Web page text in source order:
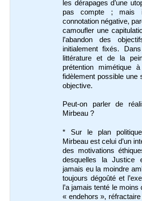
les dérapages d’une
pas compte ; mais
connotation négative,
camoufler une
l’abandon des
initialement fixés.
littérature et de la
prétention mimétique
fidèlement possible une
objective.
Peut-on parler de
Mirbeau ?
* Sur le plan
Mirbeau est celui d’un
des motivations
desquelles la Justice
jamais eu la moindre
toujours dégoûté et
l’a jamais tenté le
« endehors », réfractaire